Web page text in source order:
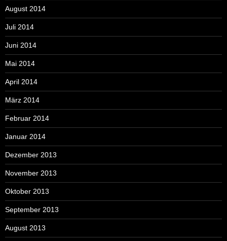
August 2014
Juli 2014
Juni 2014
Mai 2014
April 2014
März 2014
Februar 2014
Januar 2014
Dezember 2013
November 2013
Oktober 2013
September 2013
August 2013